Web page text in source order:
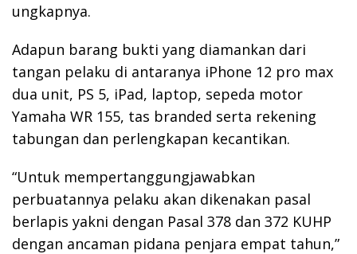
ungkapnya.
Adapun barang bukti yang diamankan dari
tangan pelaku di antaranya iPhone 12 pro max
dua unit, PS 5, iPad, laptop, sepeda motor
Yamaha WR 155, tas branded serta rekening
tabungan dan perlengkapan kecantikan.
“Untuk mempertanggungjawabkan
perbuatannya pelaku akan dikenakan pasal
berlapis yakni dengan Pasal 378 dan 372 KUHP
dengan ancaman pidana penjara empat tahun,”